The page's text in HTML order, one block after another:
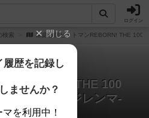
ログイン
検索 家庭教師ヒットマンREBORN! THE 100
REBORN! THE 100
ンドレッド ジレンマ-
リプレイ日記
閉じる
歴を記録し
ませんか？
を利用中！